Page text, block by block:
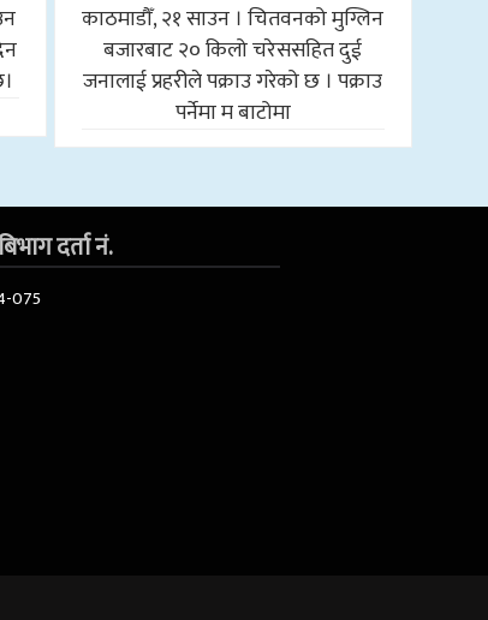
काठमाडौँ, २१ साउन । चितवनको मुग्लिन
बजारबाट २० किलो चरेससहित दुई
जनालाई प्रहरीले पक्राउ गरेको छ । पक्राउ
पर्नेमा म बाटोमा
दर्ता नं.
075